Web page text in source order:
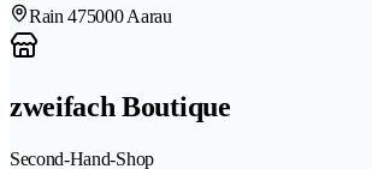
Rain 475000 Aarau
zweifach Boutique
Second-Hand-Shop